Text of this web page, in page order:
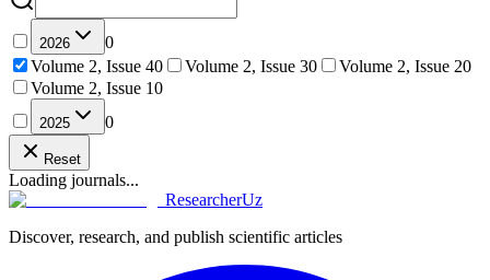
2026
0
Volume 2, Issue 40 Volume 2, Issue 30 Volume 2, Issue 20
Volume 2, Issue 10
2025 0
Reset
Loading journals...
ResearcherUz
Discover, research, and publish scientific articles